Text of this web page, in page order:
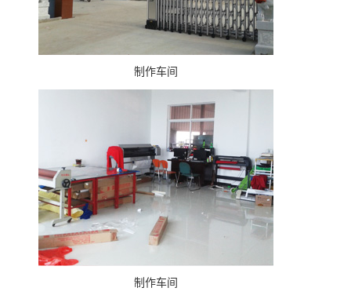
制作车间
制作车间